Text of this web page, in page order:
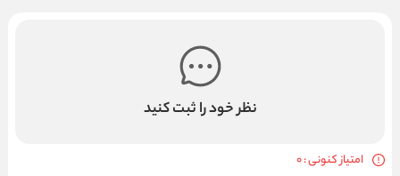
نظر خود را ثبت کنید
امتیاز کنونی : 0